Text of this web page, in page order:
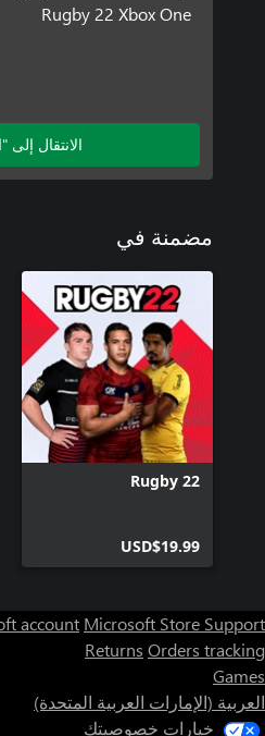
Rugby 22 Xbox One
الانتقال إلى
مضمنة في
Rugby 22
USD$19.99
account Microsoft Store Support
Returns Orders tracking
Games
العربية (الإمارات العربية المتحدة)
خيارات خصوصيتك